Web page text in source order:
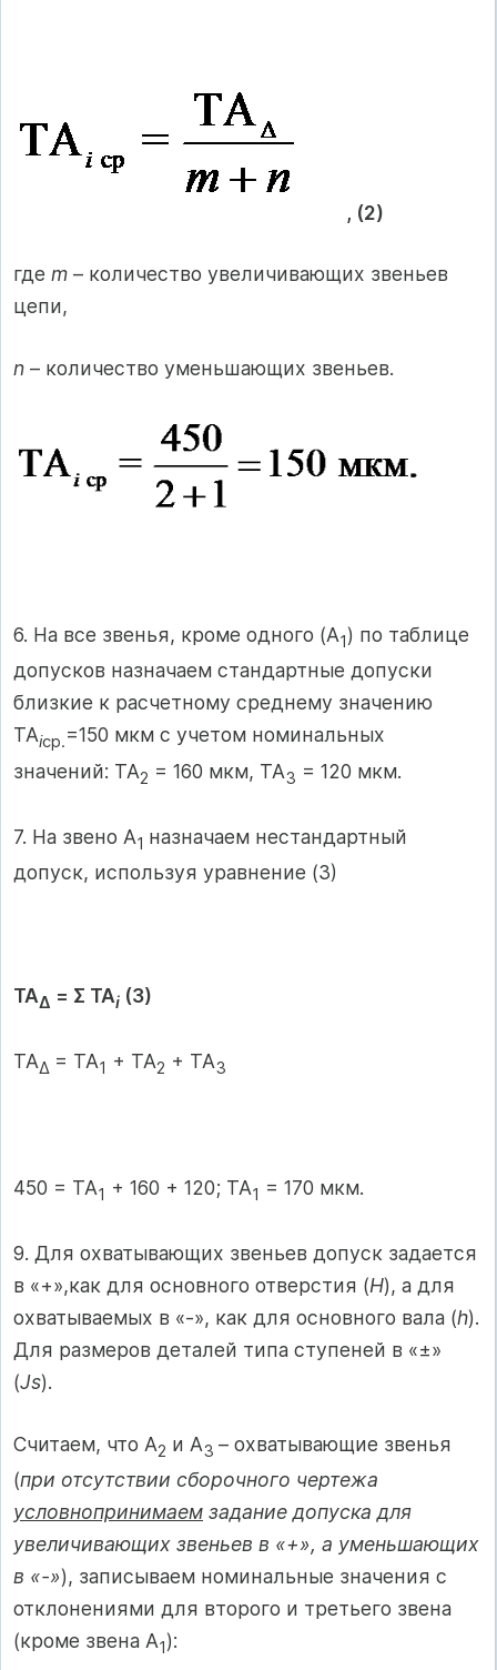
, (2)
где m – количество увеличивающих звеньев
цепи,
n – количество уменьшающих звеньев.
6. На все звенья, кроме одного (А1) по таблице
допусков назначаем стандартные допуски
близкие к расчетному среднему значению
ТАіср.=150 мкм с учетом номинальных
значений: ТА2 = 160 мкм, ТА3 = 120 мкм.
7. На звено А1 назначаем нестандартный
допуск, используя уравнение (3)
ТА∆ = Σ ТАi (3)
ТА∆ = ТА1 + ТА2 + ТА3
450 = ТА1 + 160 + 120; ТА1 = 170 мкм.
9. Для охватывающих звеньев допуск задается
в «+»,как для основного отверстия (Н), а для
охватываемых в «-», как для основного вала (h).
Для размеров деталей типа ступеней в «±»
(Js).
Считаем, что А2 и А3 – охватывающие звенья
(при отсутствии сборочного чертежа
условнопринимаем задание допуска для
увеличивающих звеньев в «+», а уменьшающих
в «-»), записываем номинальные значения с
отклонениями для второго и третьего звена
(кроме звена А1):